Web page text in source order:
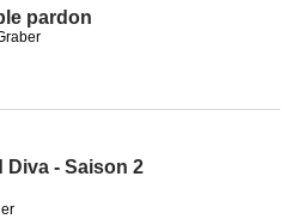
pardon
Diva - Saison 2